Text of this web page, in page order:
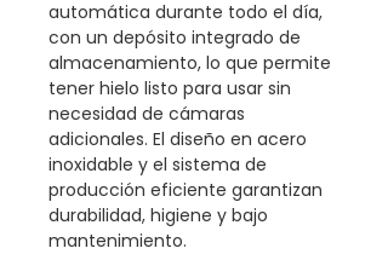
automática durante todo el día,
con un depósito integrado de
almacenamiento, lo que permite
tener hielo listo para usar sin
necesidad de cámaras
adicionales. El diseño en acero
inoxidable y el sistema de
producción eficiente garantizan
durabilidad, higiene y bajo
mantenimiento.